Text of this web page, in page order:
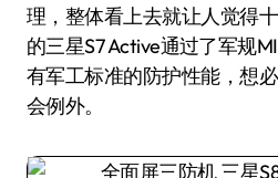
理，整体看上去就让人觉得
的三星S7 Active通过了军规
有军工标准的防护性能，想
会例外。